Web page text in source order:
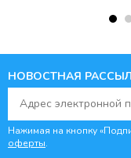
НОВОСТНАЯ
Нажимая на кнопку
оферты.